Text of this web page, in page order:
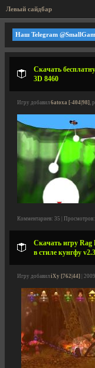
Левый сайдбар
Наш Telegram
Скачать
3D 8460
Игру добавил 6atoxa [-404|98],
Комментариев: 35 |
Скачать игру Rag
в стиле кунгфу
Игру добавил iXy [762|44] |